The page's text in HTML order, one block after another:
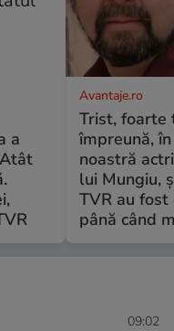
a
Avantaje.ro
Trist, foarte
împreună,
noastră
lui Mungiu,
TVR au
până când
09:02